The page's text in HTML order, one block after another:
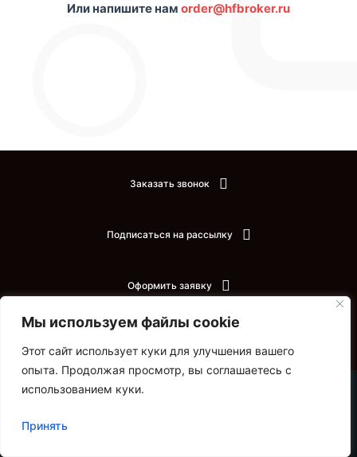
Мы используем файлы cookie
Этот сайт использует куки для улучшения вашего
опыта. Продолжая просмотр, вы соглашаетесь с
использованием куки.
Принять
Или напишите нам order@hfbroker.ru
Заказать звонок
Подписаться на рассылку
Оформить заявку